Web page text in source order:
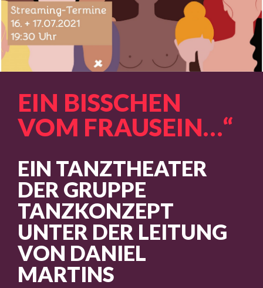
EIN BISSCHEN
VOM FRAUSEIN…“
EIN TANZTHEATER
DER GRUPPE
TANZKONZEPT
UNTER DER LEITUNG
VON DANIEL
MARTINS